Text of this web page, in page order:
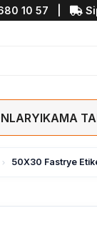
10 57
YIKAMA
50X30 Fastrye